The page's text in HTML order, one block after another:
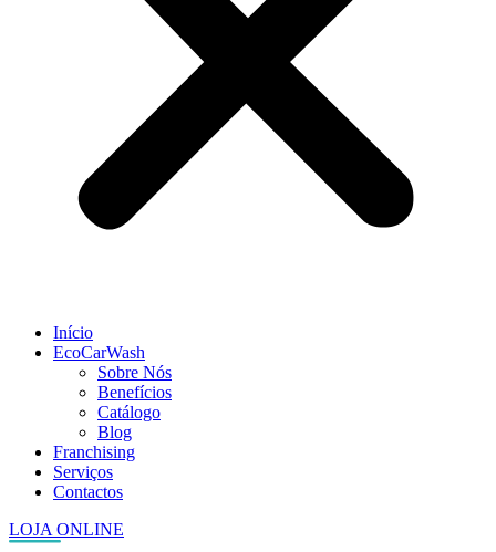
Início
EcoCarWash
Sobre Nós
Benefícios
Catálogo
Blog
Franchising
Serviços
Contactos
LOJA ONLINE